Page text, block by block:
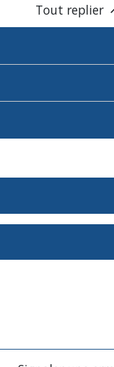
Tout replier